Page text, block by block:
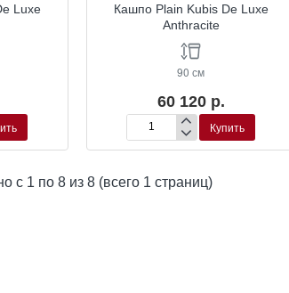
Luxe
Кашпо Plain Kubis De Luxe
Anthracite
90 см
60 120 р.
Кашпо
Plain
De
Купить
с 1 по 8 из 8 (всего 1 страниц)